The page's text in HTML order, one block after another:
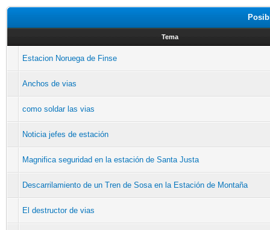
Tema
Estacion Noruega de Finse
Anchos de vias
como soldar las vias
Noticia jefes de estación
Magnifica seguridad en la estación de Santa Justa
Descarrilamiento de un Tren de Sosa en la Estación de Montaña
El destructor de vias